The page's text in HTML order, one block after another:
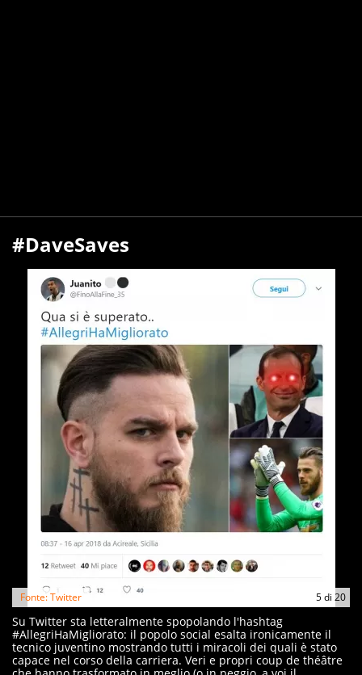
#DaveSaves
5di 20
Fonte: Twitter
Su Twitter sta letteralmente spopolando l'hashtag
#AllegriHaMigliorato: il popolo social esalta ironicamente il
tecnico juventino mostrando tutti i miracoli dei quali è stato
capace nel corso della carriera. Veri e propri coup de théâtre